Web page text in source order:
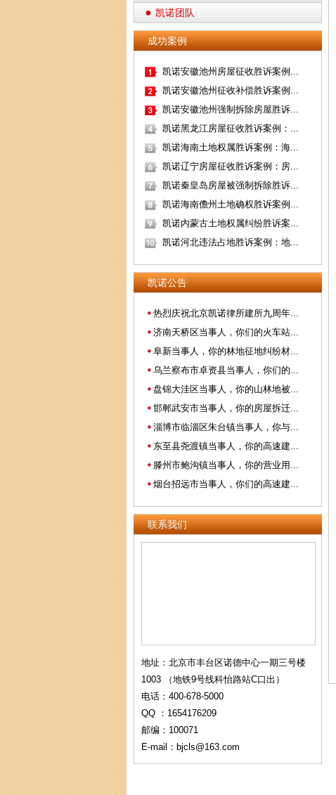
凯诺团队
成功案例
凯诺安徽池州房屋征收胜诉案例...
凯诺安徽池州征收补偿胜诉案例...
凯诺安徽池州强制拆除房屋胜诉...
凯诺黑龙江房屋征收胜诉案例：...
凯诺海南土地权属胜诉案例：海...
凯诺辽宁房屋征收胜诉案例：房...
凯诺秦皇岛房屋被强制拆除胜诉...
凯诺海南儋州土地确权胜诉案例...
凯诺内蒙古土地权属纠纷胜诉案...
凯诺河北违法占地胜诉案例：地...
凯诺公告
热烈庆祝北京凯诺律所建所九周年...
济南天桥区当事人，你们的火车站...
阜新当事人，你的林地征地纠纷材...
乌兰察布市卓资县当事人，你们的...
盘锦大洼区当事人，你的山林地被...
邯郸武安市当事人，你的房屋拆迁...
淄博市临淄区朱台镇当事人，你与...
东至县尧渡镇当事人，你的高速建...
滕州市鲍沟镇当事人，你的营业用...
烟台招远市当事人，你们的高速建...
联系我们
地址：北京市丰台区诺德中心一期三号楼
1003 （地铁9号线科怡路站C口出）
电话：400-678-5000
QQ ：1654176209
邮编：100071
E-mail：bjcls@163.com